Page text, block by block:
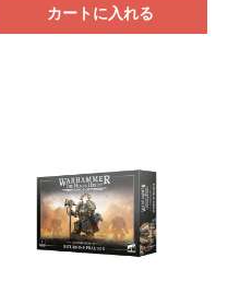
カートに入れる